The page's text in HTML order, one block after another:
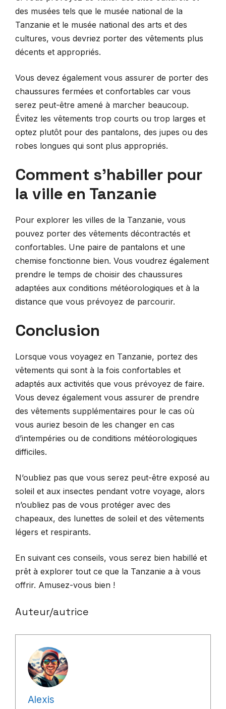
des musées tels que le musée national de la
Tanzanie et le musée national des arts et des
cultures, vous devriez porter des vêtements plus
décents et appropriés.
Vous devez également vous assurer de porter des
chaussures fermées et confortables car vous
serez peut-être amené à marcher beaucoup.
Évitez les vêtements trop courts ou trop larges et
optez plutôt pour des pantalons, des jupes ou des
robes longues qui sont plus appropriés.
Comment s’habiller pour
la ville en Tanzanie
Pour explorer les villes de la Tanzanie, vous
pouvez porter des vêtements décontractés et
confortables. Une paire de pantalons et une
chemise fonctionne bien. Vous voudrez également
prendre le temps de choisir des chaussures
adaptées aux conditions météorologiques et à la
distance que vous prévoyez de parcourir.
Conclusion
Lorsque vous voyagez en Tanzanie, portez des
vêtements qui sont à la fois confortables et
adaptés aux activités que vous prévoyez de faire.
Vous devez également vous assurer de prendre
des vêtements supplémentaires pour le cas où
vous auriez besoin de les changer en cas
d’intempéries ou de conditions météorologiques
difficiles.
N’oubliez pas que vous serez peut-être exposé au
soleil et aux insectes pendant votre voyage, alors
n’oubliez pas de vous protéger avec des
chapeaux, des lunettes de soleil et des vêtements
légers et respirants.
En suivant ces conseils, vous serez bien habillé et
prêt à explorer tout ce que la Tanzanie a à vous
offrir. Amusez-vous bien !
Auteur/autrice
Alexis